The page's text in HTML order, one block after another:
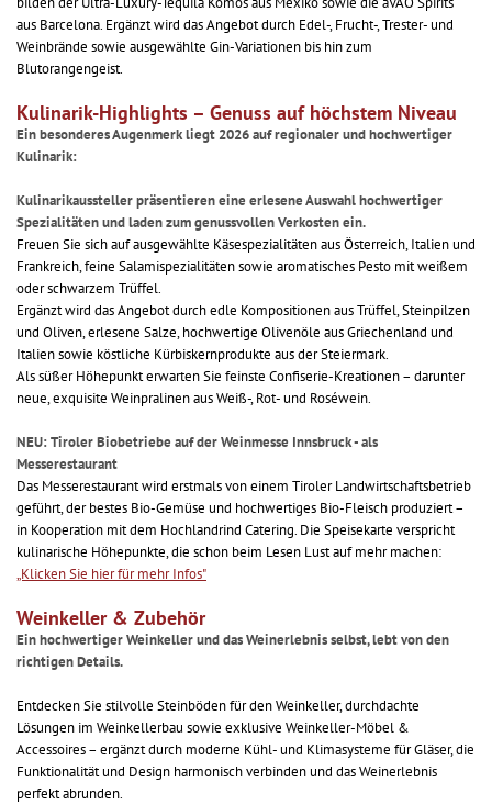
aus Barcelona. Ergänzt wird das Angebot durch Edel-, Frucht-, Trester- und
Weinbrände sowie ausgewählte Gin-Variationen bis hin zum
Blutorangengeist.
Kulinarik-Highlights – Genuss auf höchstem Niveau
Ein besonderes Augenmerk liegt 2026 auf regionaler und hochwertiger
Kulinarik:
Kulinarikaussteller präsentieren eine erlesene Auswahl hochwertiger
Spezialitäten und laden zum genussvollen Verkosten ein.
Freuen Sie sich auf ausgewählte Käsespezialitäten aus Österreich, Italien und
Frankreich, feine Salamispezialitäten sowie aromatisches Pesto mit weißem
oder schwarzem Trüffel.
Ergänzt wird das Angebot durch edle Kompositionen aus Trüffel, Steinpilzen
und Oliven, erlesene Salze, hochwertige Olivenöle aus Griechenland und
Italien sowie köstliche Kürbiskernprodukte aus der Steiermark.
Als süßer Höhepunkt erwarten Sie feinste Confiserie-Kreationen – darunter
neue, exquisite Weinpralinen aus Weiß-, Rot- und Roséwein.
NEU: Tiroler Biobetriebe auf der Weinmesse Innsbruck - als
Messerestaurant
Das Messerestaurant wird erstmals von einem Tiroler Landwirtschaftsbetrieb
geführt, der bestes Bio-Gemüse und hochwertiges Bio-Fleisch produziert –
in Kooperation mit dem Hochlandrind Catering. Die Speisekarte verspricht
kulinarische Höhepunkte, die schon beim Lesen Lust auf mehr machen:
„Klicken Sie hier für mehr Infos"
Weinkeller & Zubehör
Ein hochwertiger Weinkeller und das Weinerlebnis selbst, lebt von den
richtigen Details.
Entdecken Sie stilvolle Steinböden für den Weinkeller, durchdachte
Lösungen im Weinkellerbau sowie exklusive Weinkeller-Möbel &
Accessoires – ergänzt durch moderne Kühl- und Klimasysteme für Gläser, die
Funktionalität und Design harmonisch verbinden und das Weinerlebnis
perfekt abrunden.